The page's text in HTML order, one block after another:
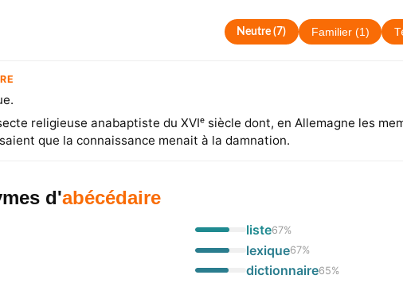
Neutre (7) Familier(1 )
religieuse anabaptiste du XVIᵉ siècle dont, en Allemagne les
que la connaissance menait à la damnation.
d'abécédaire
liste67%
lexique67%
dictionnaire65%